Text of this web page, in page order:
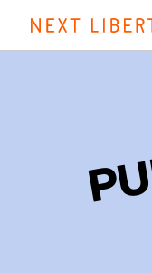
content